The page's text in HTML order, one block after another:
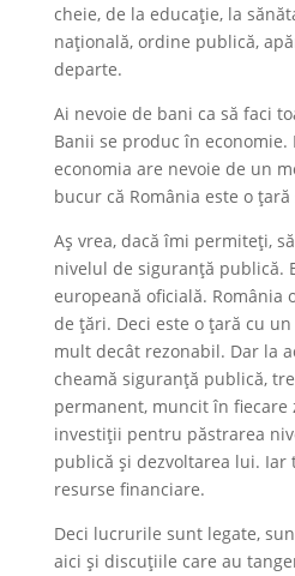
cheie, de la educație, la
națională, ordine publică,
departe.
Ai nevoie de bani ca să faci
Banii se produc în economie.
economia are nevoie de un
bucur că România este o
Aș vrea, dacă îmi permiteți,
nivelul de siguranță publică.
europeană oficială. România
de țări. Deci este o țară cu
mult decât rezonabil. Dar la
cheamă siguranță publică,
permanent, muncit în fiecare
investiții pentru păstrarea
publică și dezvoltarea lui. Iar
resurse financiare.
Deci lucrurile sunt legate,
aici și discuțiile care au